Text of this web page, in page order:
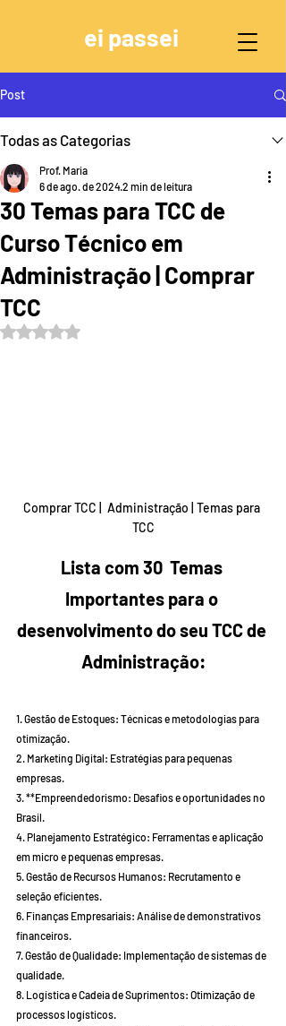
ei passei
Post
Todas as Categorias
30 Temas para TCC de
Curso Técnico em
Administração | Comprar
TCC
Prof. Maria
6 de ago. de 20242 min de leitura
Avaliado com NaN de 5 estrelas.
Comprar TCC |  Administração | Temas para
TCC
Lista com 30  Temas
Importantes para o
desenvolvimento do seu TCC de
Administração:
1. Gestão de Estoques: Técnicas e metodologias para
otimização.
2. Marketing Digital: Estratégias para pequenas
empresas.
3. **Empreendedorismo: Desafios e oportunidades no
Brasil.
4. Planejamento Estratégico: Ferramentas e aplicação
em micro e pequenas empresas.
5. Gestão de Recursos Humanos: Recrutamento e
seleção eficientes.
6. Finanças Empresariais: Análise de demonstrativos
financeiros.
7. Gestão de Qualidade: Implementação de sistemas de
qualidade.
8. Logística e Cadeia de Suprimentos: Otimização de
processos logísticos.